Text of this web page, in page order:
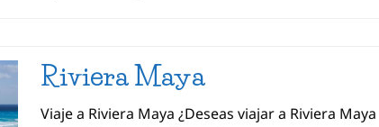
Riviera Maya
Viaje a Riviera Maya ¿Deseas viajar a Riviera Maya